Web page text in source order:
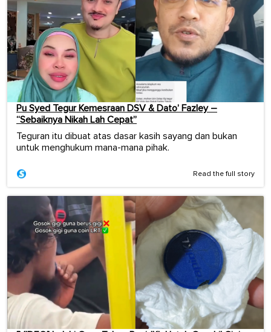
Pu Syed Tegur Kemesraan DSV & Dato’ Fazley –
“Sebaiknya Nikah Lah Cepat”
Teguran itu dibuat atas dasar kasih sayang dan bukan
untuk menghukum mana-mana pihak.
Read the full story